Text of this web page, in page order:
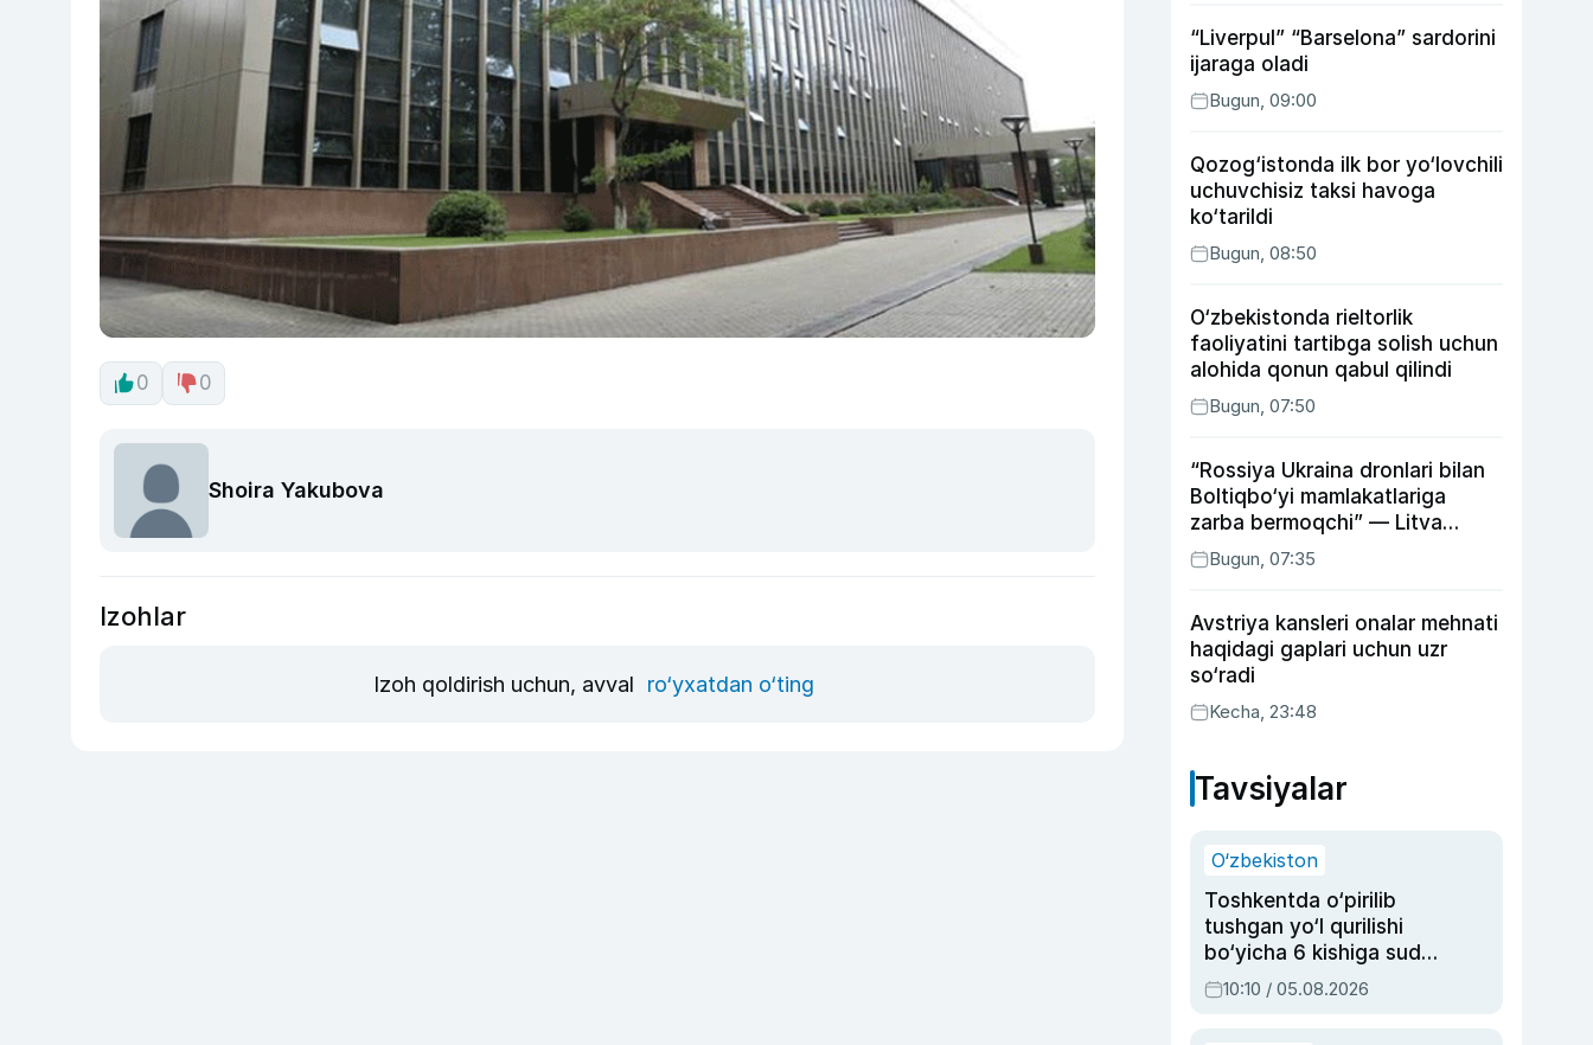
0 0
Shoira Yakubova
Izohlar
Izoh qoldirish uchun, avval ro‘yxatdan o‘ting
“Liverpul” “Barselona” sardorini
ijaraga oladi
Bugun, 09:00
Qozog‘istonda ilk bor yo‘lovchili
uchuvchisiz taksi havoga
ko‘tarildi
Bugun, 08:50
O‘zbekistonda rieltorlik
faoliyatini tartibga solish uchun
alohida qonun qabul qilindi
Bugun, 07:50
“Rossiya Ukraina dronlari bilan
Boltiqbo‘yi mamlakatlariga
zarba bermoqchi” — Litva
mudofaa vaziri
Bugun, 07:35
Avstriya kansleri onalar mehnati
haqidagi gaplari uchun uzr
so‘radi
Kecha, 23:48
Tavsiyalar
O‘zbekiston
Toshkentda o‘pirilib
tushgan yo‘l qurilishi
bo‘yicha 6 kishiga sud
hukmi o‘qildi
10:10 / 05.08.2026